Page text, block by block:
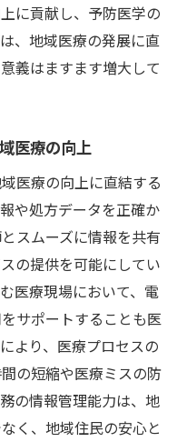
に貢献し、予防医学の
、地域医療の発展に直
義はますます増大して
医療の向上
医療の向上に直結する
や処方データを正確か
スムーズに情報を共有
の提供を可能にしてい
医療現場において、電
サポートすることも医
より、医療プロセスの
の短縮や医療ミスの防
の情報管理能力は、地
く、地域住民の安心と